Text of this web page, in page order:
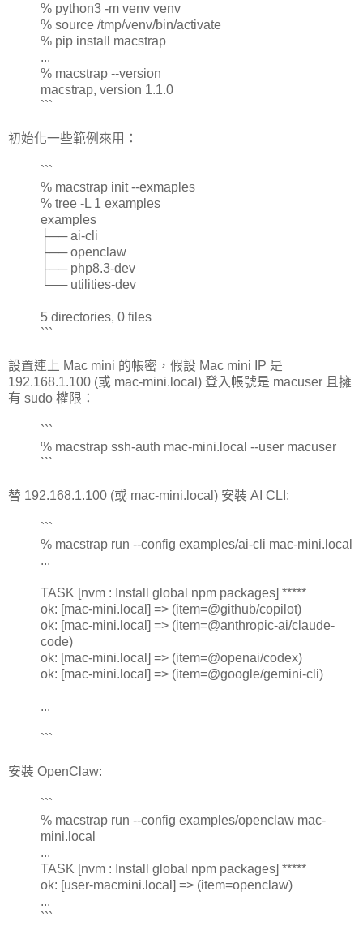
% python3 -m venv venv
% source /tmp/venv/bin/activate
% pip install macstrap
...
% macstrap --version
macstrap, version 1.1.0
```
初始化一些範例來用：
```
% macstrap init --exmaples
% tree -L 1 examples
examples
├── ai-cli
├── openclaw
├── php8.3-dev
└── utilities-dev
5 directories, 0 files
```
設置連上 Mac mini 的帳密，假設 Mac mini IP 是
192.168.1.100 (或 mac-mini.local) 登入帳號是 macuser 且擁
有 sudo 權限：
```
% macstrap ssh-auth mac-mini.local --user macuser
```
替 192.168.1.100 (或 mac-mini.local) 安裝 AI CLI:
```
% macstrap run --config examples/ai-cli mac-mini.local
...
TASK [nvm : Install global npm packages] *****
ok: [mac-mini.local] => (item=@github/copilot)
ok: [mac-mini.local] => (item=@anthropic-ai/claude-
code)
ok: [mac-mini.local] => (item=@openai/codex)
ok: [mac-mini.local] => (item=@google/gemini-cli)
...
```
安裝 OpenClaw:
```
% macstrap run --config examples/openclaw mac-
mini.local
...
TASK [nvm : Install global npm packages] *****
ok: [user-macmini.local] => (item=openclaw)
...
```